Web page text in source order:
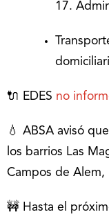
17.
🔌 EDES no
💧 ABSA avisó
los barrios Las
Campos de Alem,
🚧 Hasta el